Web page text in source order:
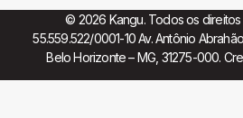
© 2026 Kangu. Todos os
55.559.522/0001-10 Av. Antônio
Belo Horizonte – MG, 31275-000.